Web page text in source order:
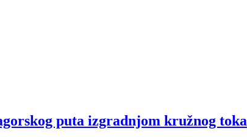
puta izgradnjom kružnog toka